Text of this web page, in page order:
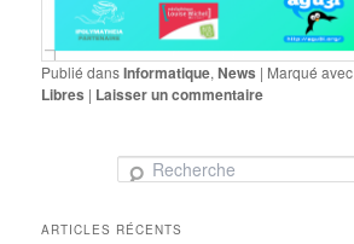
Publié dansInformatique,News | Marqué avec
Libres | Laisser un commentaire
ARTICLES RÉCENTS